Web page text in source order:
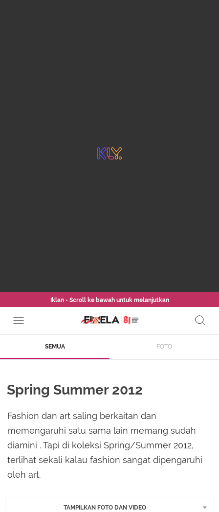
Iklan - Scroll ke bawah untuk melanjutkan
SEMUA FOTO
Spring Summer 2012
Fashion dan art saling berkaitan dan
memengaruhi satu sama lain memang sudah
diamini . Tapi di koleksi Spring/Summer 2012,
terlihat sekali kalau fashion sangat dipengaruhi
oleh art.
TAMPILKAN FOTO DAN VIDEO